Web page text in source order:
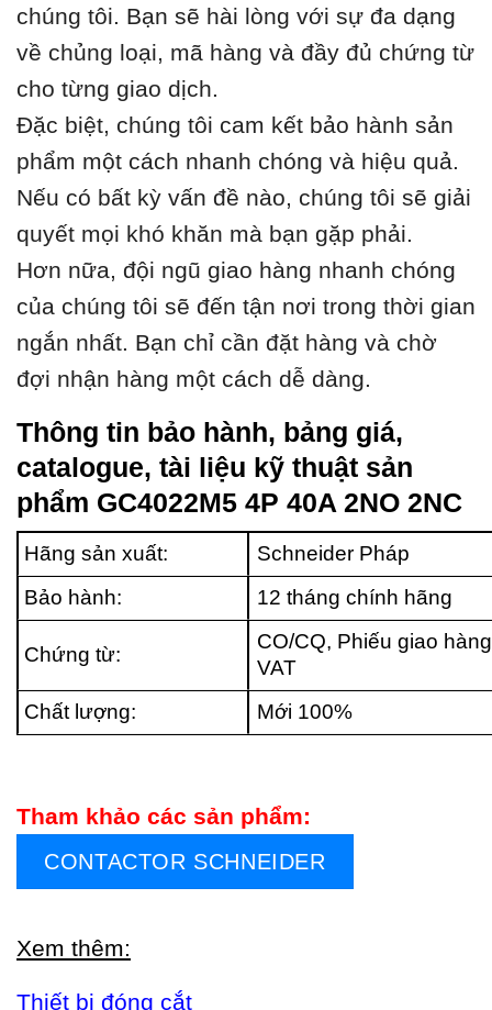
chúng tôi. Bạn sẽ hài lòng với sự đa dạng
về chủng loại, mã hàng và đầy đủ chứng từ
cho từng giao dịch.
Đặc biệt, chúng tôi cam kết bảo hành sản
phẩm một cách nhanh chóng và hiệu quả.
Nếu có bất kỳ vấn đề nào, chúng tôi sẽ giải
quyết mọi khó khăn mà bạn gặp phải.
Hơn nữa, đội ngũ giao hàng nhanh chóng
của chúng tôi sẽ đến tận nơi trong thời gian
ngắn nhất. Bạn chỉ cần đặt hàng và chờ
đợi nhận hàng một cách dễ dàng.
Thông tin bảo hành, bảng giá,
catalogue, tài liệu kỹ thuật sản
phẩm GC4022M5 4P 40A 2NO 2NC
Hãng sản xuất:
Schneider Pháp
Bảo hành:
12 tháng chính hãng
Chứng từ:
CO/CQ, Phiếu giao
VAT
Chất lượng:
Mới 100%
Tham khảo các sản phẩm:
CONTACTOR SCHNEIDER
Xem thêm:
Thiết bị đóng cắt